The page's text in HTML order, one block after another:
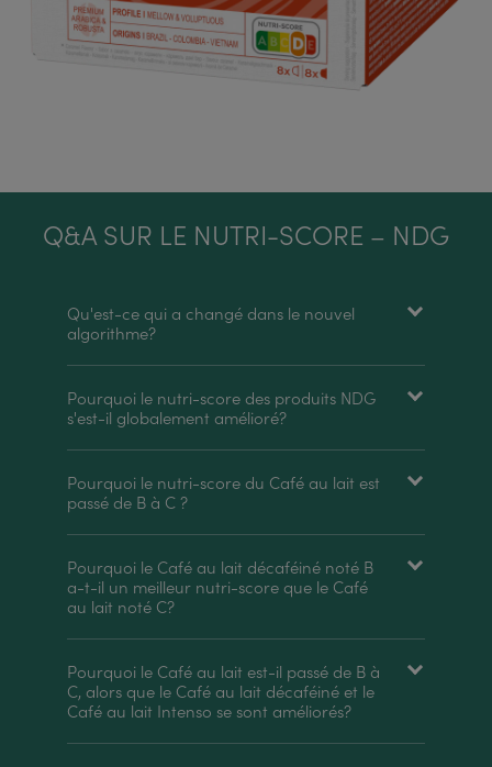
Q&A SUR LE NUTRI-SCORE – NDG
Qu'est-ce qui a changé dans le nouvel
algorithme?
Pourquoi le nutri-score des produits NDG
s'est-il globalement amélioré?
Pourquoi le nutri-score du Café au lait est
passé de B à C ?
Pourquoi le Café au lait décaféiné noté B
a-t-il un meilleur nutri-score que le Café
au lait noté C?
Pourquoi le Café au lait est-il passé de B à
C, alors que le Café au lait décaféiné et le
Café au lait Intenso se sont améliorés?